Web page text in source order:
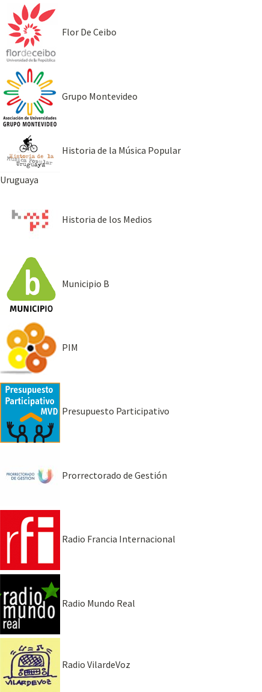
Flor De Ceibo
Grupo Montevideo
Historia de la Música Popular
Uruguaya
Historia de los Medios
Municipio B
PIM
Presupuesto Participativo
Prorrectorado de Gestión
Radio Francia Internacional
Radio Mundo Real
Radio VilardeVoz